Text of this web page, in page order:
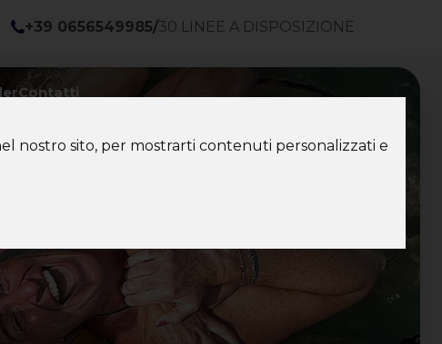
nostro sito, per mostrarti contenuti personalizzati e
+39 0656549985/30 LINEE A DISPOSIZIONE
Contatti